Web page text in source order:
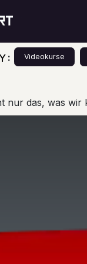
: Videokurse
nur das, was